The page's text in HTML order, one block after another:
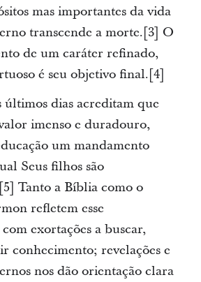
mas importantes da vida
transcende a morte.[3] O
de um caráter refinado,
é seu objetivo final.[4]
últimos dias acreditam que
imenso e duradouro,
um mandamento
Seus filhos são
Tanto a Bíblia como o
refletem esse
exortações a buscar,
conhecimento; revelações e
nos dão orientação clara